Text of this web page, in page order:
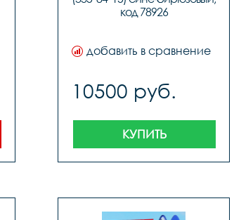
код 78926
добавить в сравнение
10500 руб.
КУПИТЬ